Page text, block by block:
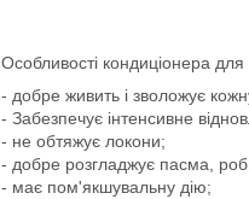
Особливості кондиціонера
- добре живить і зволожує
- Забезпечує інтенсивне
- не обтяжує локони;
- добре розгладжує пасма,
- має пом'якшувальну дію;